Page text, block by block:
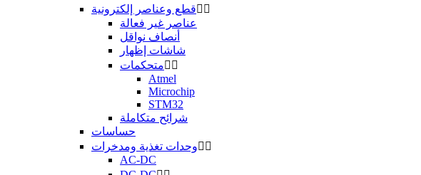
قطع وعناصر إلكترونية 
عناصر غير فعالة
أنصاف نواقل
شاشات إظهار
متحكمات 
Atmel
Microchip
STM32
شرائح متكاملة
حساسات
وحدات تغذية ومدخرات 
AC-DC